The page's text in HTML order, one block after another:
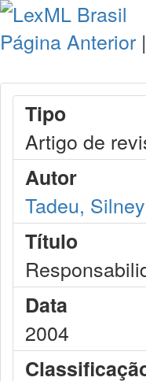
Página Anterior |
Tipo
Artigo de
Autor
Tadeu,
Título
Data
2004